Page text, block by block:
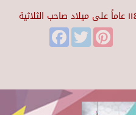
FacebookTwitter